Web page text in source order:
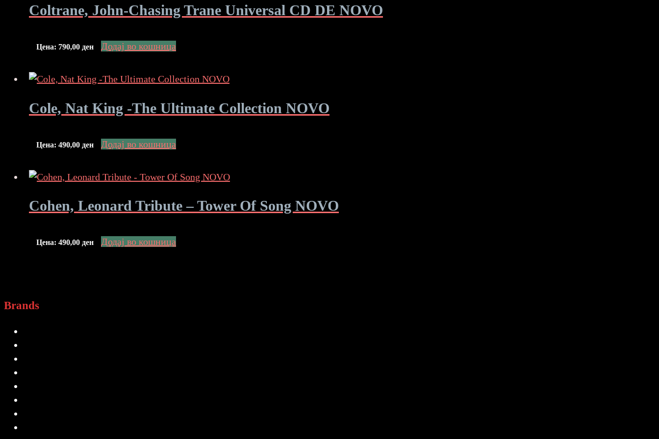
Coltrane, John-Chasing Trane Universal CD DE NOVO
Цена: 790,00 ден Додај во кошница
Cole, Nat King -The Ultimate Collection NOVO
Цена: 490,00 ден Додај во кошница
Cohen, Leonard Tribute – Tower Of Song NOVO
Цена: 490,00 ден Додај во кошница
Brands